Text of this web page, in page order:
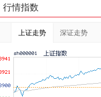
行情指数
上证走势 深证走势